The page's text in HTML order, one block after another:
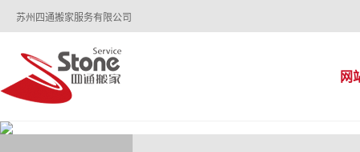
苏州四通搬家服务有限公司
网